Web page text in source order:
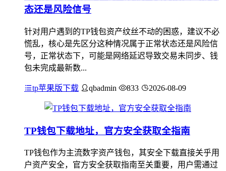
态还是风险信号
针对用户遇到的TP钱包资产纹丝不动的困惑，建议不必
慌乱，核心是先区分这种情况属于正常状态还是风险信
号，正常状态下，可能是网络延迟导致交易未同步、钱
包未完成最新数...
tp苹果版下载 qbadmin 833 2026-08-09
TP钱包下载地址，官方安全获取全指南
TP钱包作为主流数字资产钱包，其安全下载直接关乎用
户资产安全，官方安全获取指南至关重要，用户需通过